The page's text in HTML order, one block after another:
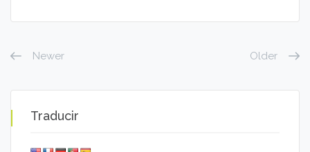
Newer Older
Traducir